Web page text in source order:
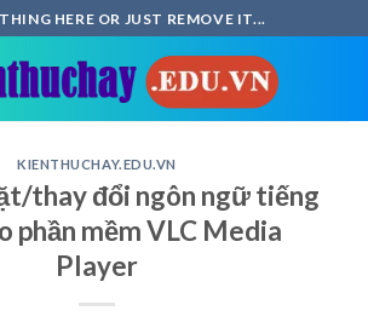
HERE OR JUST REMOVE IT...
KIENTHUCHAY.EDU.VN
thay đổi ngôn ngữ tiếng
phần mềm VLC Media
Player